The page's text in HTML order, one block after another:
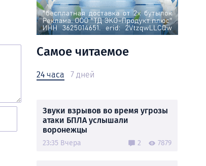
Самое читаемое
24 часа 7 дней
Звуки взрывов во время угрозы
атаки БПЛА услышали
воронежцы
23:35 Вчера 2 7879